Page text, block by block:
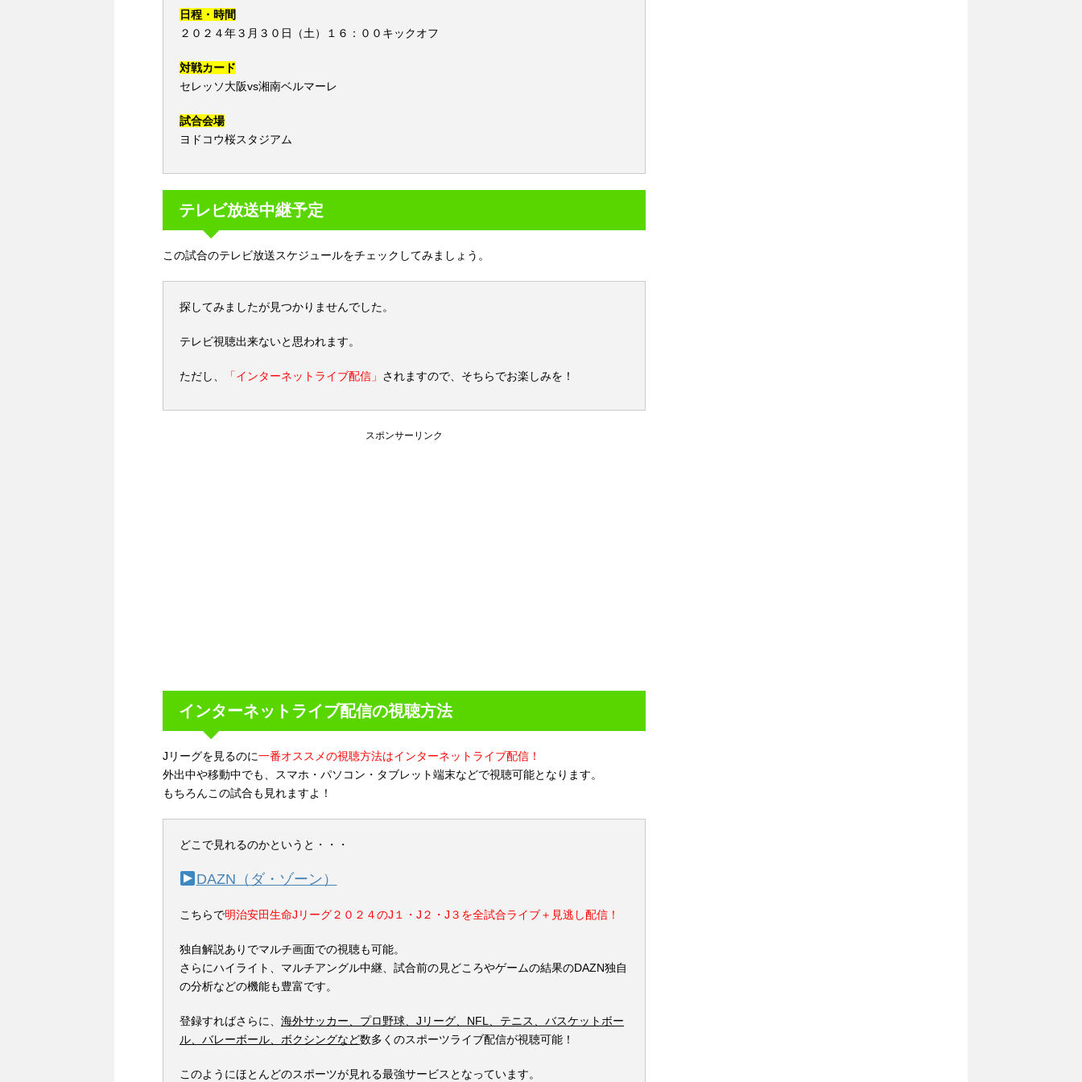
日程・時間
２０２４年３月３０日（土）１６：００キックオフ
対戦カード
セレッソ大阪vs湘南ベルマーレ
試合会場
ヨドコウ桜スタジアム
テレビ放送中継予定
この試合のテレビ放送スケジュールをチェックしてみましょう。
探してみましたが見つかりませんでした。
テレビ視聴出来ないと思われます。
ただし、 「インターネットライブ配信」 されますので、そちらでお楽しみを！
スポンサーリンク
インターネットライブ配信の視聴方法
Jリーグを見るのに一番オススメの視聴方法はインターネットライブ配信！
外出中や移動中でも、スマホ・パソコン・タブレット端末などで視聴可能となります。
もちろんこの試合も見れますよ！
どこで見れるのかというと・・・
DAZN（ダ・ゾーン）
こちらで明治安田生命Jリーグ２０２４のJ１・J２・J３を全試合ライブ＋見逃し配信！
独自解説ありでマルチ画面での視聴も可能。
さらにハイライト、マルチアングル中継、試合前の見どころやゲームの結果のDAZN独自
の分析などの機能も豊富です。
登録すればさらに、 海外サッカー、プロ野球、Jリーグ、NFL、テニス、バスケットボー
ル、バレーボール、ボクシングなど数多くのスポーツライブ配信が視聴可能！
このようにほとんどのスポーツが見れる最強サービスとなっています。